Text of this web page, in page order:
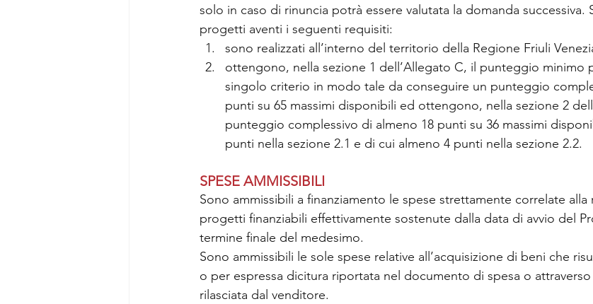
solo in caso di rinuncia potrà essere valutata la domanda successiva.
progetti aventi i seguenti requisiti:
sono realizzati all’interno del territorio della Regione Friuli
ottengono, nella sezione 1 dell’Allegato C, il punteggio minimo
singolo criterio in modo tale da conseguire un punteggio
punti su 65 massimi disponibili ed ottengono, nella sezione 2
punteggio complessivo di almeno 18 punti su 36 massimi
punti nella sezione 2.1 e di cui almeno 4 punti nella sezione 2.2.
SPESE AMMISSIBILI
Sono ammissibili a finanziamento le spese strettamente correlate alla
progetti finanziabili effettivamente sostenute dalla data di avvio del
termine finale del medesimo.
Sono ammissibili le sole spese relative all’acquisizione di beni che
o per espressa dicitura riportata nel documento di spesa o
rilasciata dal venditore.